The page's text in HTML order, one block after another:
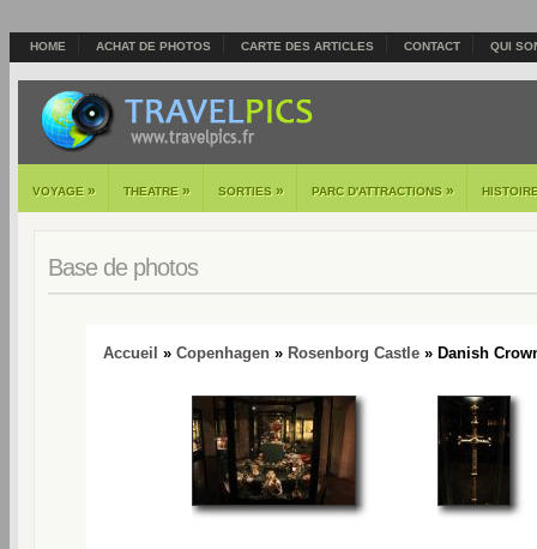
HOME ACHAT DE PHOTOS CARTE DES ARTICLES CONTACT QUI
VOYAGE » THEATRE » SORTIES » PARC D'ATTRACTIONS »
Base de photos
Accueil » Copenhagen » Rosenborg Castle » Danish